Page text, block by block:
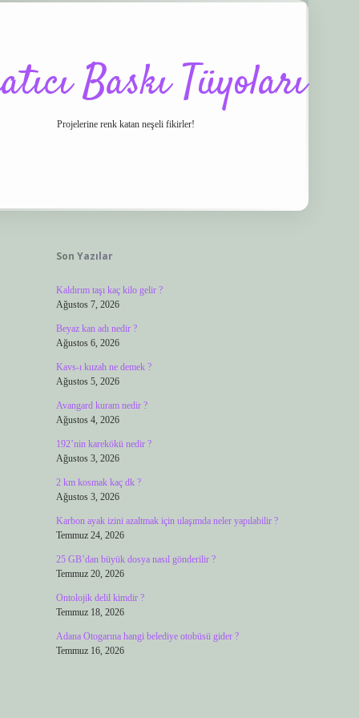
Baskı Tüyoları
Projelerine renk katan neşeli fikirler!
Son Yazılar
Kaldırım taşı kaç kilo gelir ?
Ağustos 7, 2026
Beyaz kan adı nedir ?
Ağustos 6, 2026
Kavs-ı kuzah ne demek ?
Ağustos 5, 2026
Avangard kuram nedir ?
Ağustos 4, 2026
192’nin karekökü nedir ?
Ağustos 3, 2026
2 km kosmak kaç dk ?
Ağustos 3, 2026
Karbon ayak izini azaltmak için ulaşımda neler yapılabilir ?
Temmuz 24, 2026
25 GB’dan büyük dosya nasıl gönderilir ?
Temmuz 20, 2026
Ontolojik delil kimdir ?
Temmuz 18, 2026
Adana Otogarına hangi belediye otobüsü gider ?
Temmuz 16, 2026